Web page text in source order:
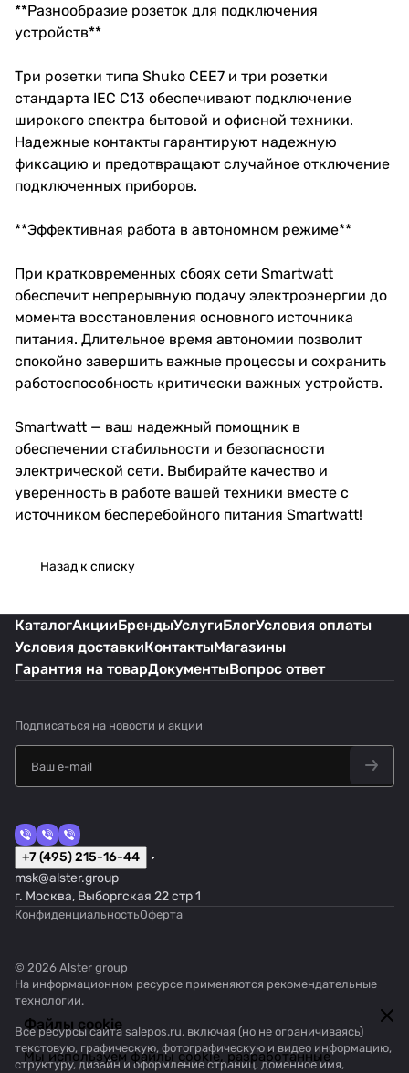
**Разнообразие розеток для подключения
устройств**
Три розетки типа Shuko CEE7 и три розетки
стандарта IEC C13 обеспечивают подключение
широкого спектра бытовой и офисной техники.
Надежные контакты гарантируют надежную
фиксацию и предотвращают случайное отключение
подключенных приборов.
**Эффективная работа в автономном режиме**
При кратковременных сбоях сети Smartwatt
обеспечит непрерывную подачу электроэнергии до
момента восстановления основного источника
питания. Длительное время автономии позволит
спокойно завершить важные процессы и сохранить
работоспособность критически важных устройств.
Smartwatt — ваш надежный помощник в
обеспечении стабильности и безопасности
электрической сети. Выбирайте качество и
уверенность в работе вашей техники вместе с
источником бесперебойного питания Smartwatt!
Назад к списку
Файлы cookie
Мы используем файлы cookie, разработанные
КаталогАкцииБрендыУслугиБлогУсловия оплаты
Условия доставкиКонтактыМагазины
Гарантия на товарДокументыВопрос ответ
Подписаться на новости и акции
+7 (495) 215-16-44
msk@alster.group
г. Москва, Выборгская 22 стр 1
КонфиденциальностьОферта
© 2026 Alster group
На информационном ресурсе применяются рекомендательные
технологии.
Все ресурсы сайта salepos.ru, включая (но не ограничиваясь)
текстовую, графическую, фотографическую и видео информацию,
структуру, дизайн и оформление страниц, доменное имя,